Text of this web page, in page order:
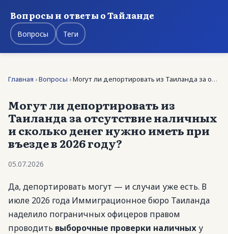
Вопросы и ответы о Тайланде
Вопросы Теги
Главная ›Вопросы ›Могут ли депортировать из Таиланда за отсутствие …
Могут ли депортировать из
Таиланда за отсутствие наличных
и сколько денег нужно иметь при
въезде в 2026 году?
05.07.2026
Да, депортировать могут — и случаи уже есть. В
июле 2026 года Иммиграционное бюро Таиланда
наделило пограничных офицеров правом
проводить выборочные проверки наличных у